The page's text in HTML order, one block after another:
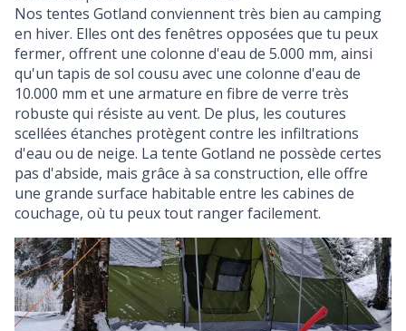
Nos tentes Gotland conviennent très bien au camping
en hiver. Elles ont des fenêtres opposées que tu peux
fermer, offrent une colonne d'eau de 5.000 mm, ainsi
qu'un tapis de sol cousu avec une colonne d'eau de
10.000 mm et une armature en fibre de verre très
robuste qui résiste au vent. De plus, les coutures
scellées étanches protègent contre les infiltrations
d'eau ou de neige. La tente Gotland ne possède certes
pas d'abside, mais grâce à sa construction, elle offre
une grande surface habitable entre les cabines de
couchage, où tu peux tout ranger facilement.